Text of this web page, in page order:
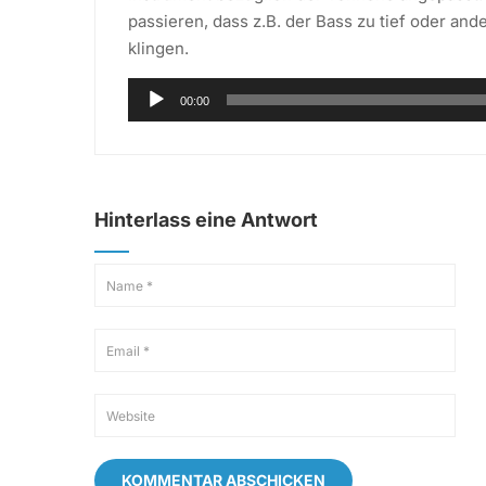
passieren, dass z.B. der Bass zu tief oder
klingen.
Audio-
Player
00:00
Hinterlass eine Antwort